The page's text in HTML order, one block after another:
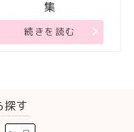
集
続きを読む
探す